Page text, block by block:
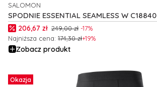
SPODNIE ESSENTIAL SEAMLESS W C18840
PRODUCENT
SALOMON
Cena promocyjna
206,67 zł 249,00 zł -17%
Najniższa cena: 174,30 zł+19%
Zobacz produkt
Okazja